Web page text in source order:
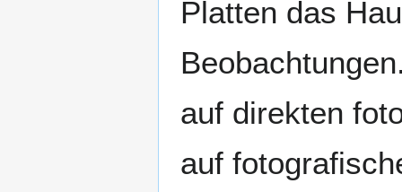
Platten das
auf direkten
auf